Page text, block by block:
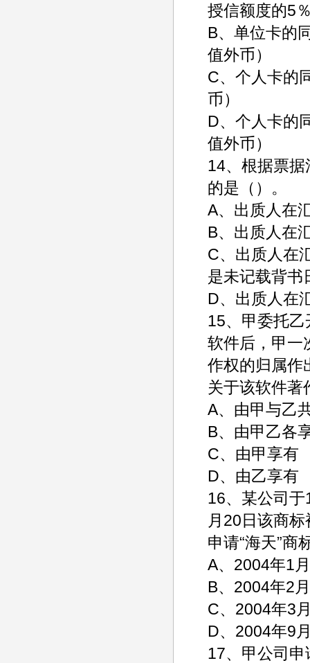
授信额度的5
B、单位卡的
值外币）
C、个人卡的
币）
D、个人卡的
值外币）
14、根据票
的是（）。
A、出质人在
B、出质人在
C、出质人在
是未记载背书
D、出质人在
15、甲委托
软件后，甲一
作权的归属作
关于该软件著
A、由甲
B、由甲乙各
C、由
D、由乙享有
16、某公司于
月20日该商
申请“海天”商
A、2004
B、2004年2
C、2004
D、2004年9
17、甲公司